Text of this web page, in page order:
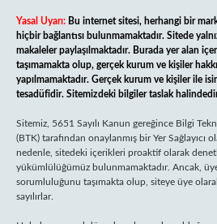
Yasal Uyarı: Bu internet sitesi, herhangi bir
hiçbir bağlantısı bulunmamaktadır. Sitede
makaleler paylaşılmaktadır. Burada yer alan
taşımamakta olup, gerçek kurum ve kişiler
yapılmamaktadır. Gerçek kurum ve kişiler ile
tesadüfidir. Sitemizdeki bilgiler taslak
Sitemiz, 5651 Sayılı Kanun gereğince Bilgi
(BTK) tarafından onaylanmış bir Yer Sağlayıcı
nedenle, sitedeki içerikleri proaktif olarak
yükümlülüğümüz bulunmamaktadır. Ancak,
sorumluluğunu taşımakta olup, siteye üye
sayılırlar.